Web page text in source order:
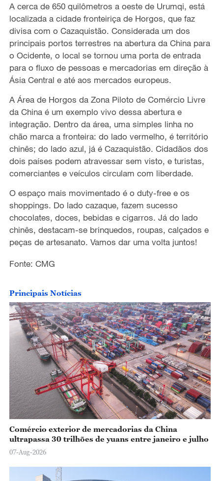
l
a
y
V
i
d
e
o
A cerca de 650 quilômetros a oeste de Urumqi, está
localizada a cidade fronteiriça de Horgos, que faz
divisa com o Cazaquistão. Considerada um dos
principais portos terrestres na abertura da China para
o Ocidente, o local se tornou uma porta de entrada
para o fluxo de pessoas e mercadorias em direção à
Ásia Central e até aos mercados europeus.
A Área de Horgos da Zona Piloto de Comércio Livre
da China é um exemplo vivo dessa abertura e
integração. Dentro da área, uma simples linha no
chão marca a fronteira: do lado vermelho, é território
chinês; do lado azul, já é Cazaquistão. Cidadãos dos
dois países podem atravessar sem visto, e turistas,
comerciantes e veículos circulam com liberdade.
O espaço mais movimentado é o duty-free e os
shoppings. Do lado cazaque, fazem sucesso
chocolates, doces, bebidas e cigarros. Já do lado
chinês, destacam-se brinquedos, roupas, calçados e
peças de artesanato. Vamos dar uma volta juntos!
Fonte: CMG
Principais Notícias
Comércio exterior de mercadorias da China
ultrapassa 30 trilhões de yuans entre janeiro e julho
07-Aug-2026